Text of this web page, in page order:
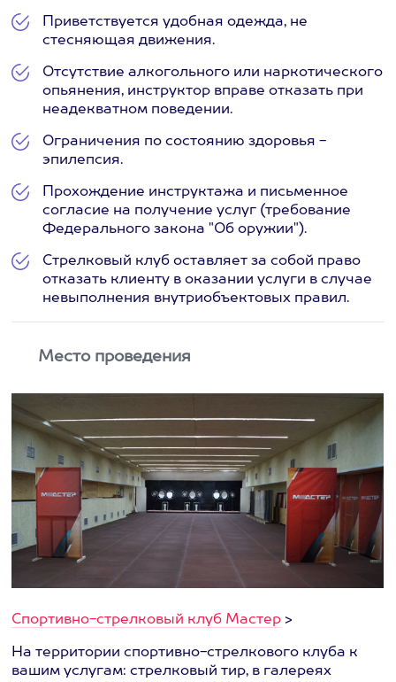
Приветствуется удобная одежда, не
стесняющая движения.
Отсутствие алкогольного или наркотического
опьянения, инструктор вправе отказать при
неадекватном поведении.
Ограничения по состоянию здоровья -
эпилепсия.
Прохождение инструктажа и письменное
согласие на получение услуг (требование
Федерального закона "Об оружии").
Стрелковый клуб оставляет за собой право
отказать клиенту в оказании услуги в случае
невыполнения внутриобъектовых правил.
Место проведения
Спортивно-стрелковый клуб Мастер >
На территории спортивно-стрелкового клуба к
вашим услугам: стрелковый тир, в галереях